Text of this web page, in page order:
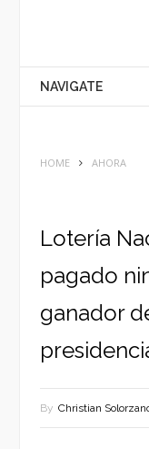
NAVIGATE
HOME AHORA
Lotería
pagado
ganador
By Christian